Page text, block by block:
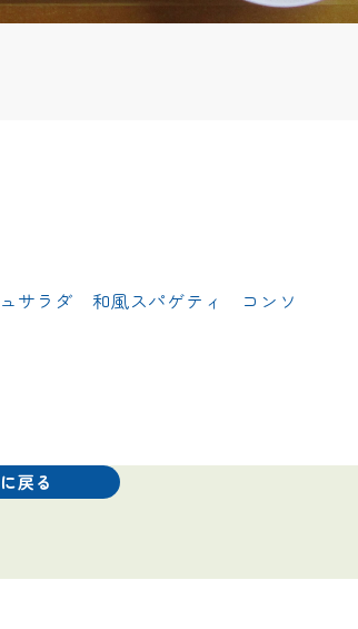
サラダ　和風スパゲティ　コンソ
戻る